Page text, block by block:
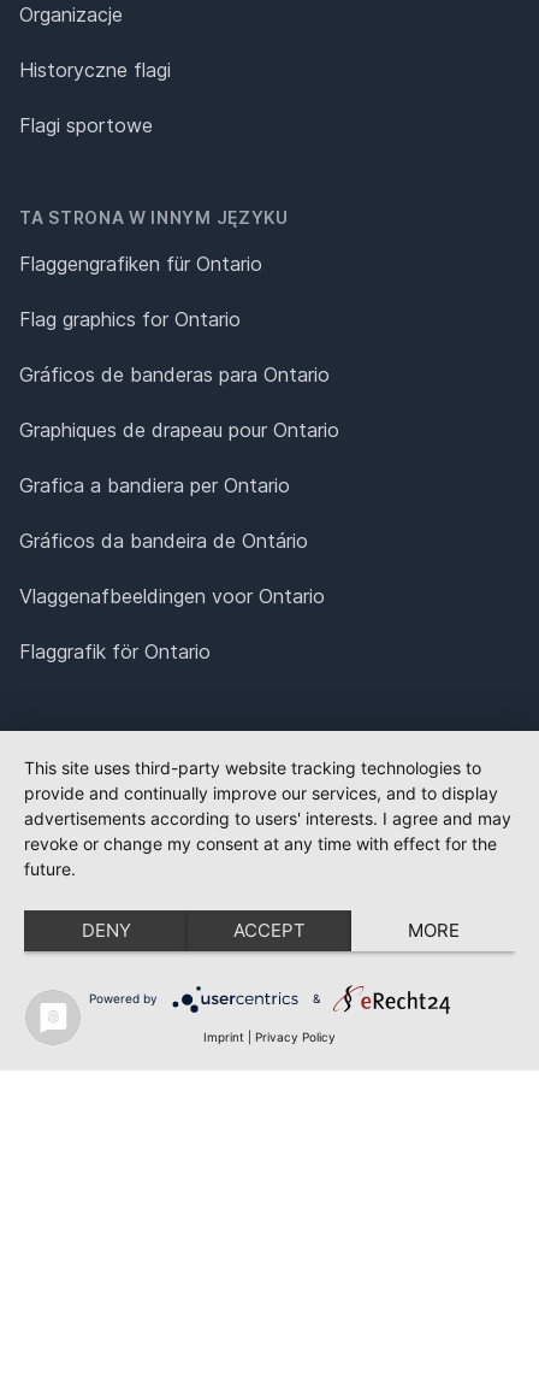
Organizacje
Historyczne flagi
Flagi sportowe
TA STRONA W INNYM JĘZYKU
Flaggengrafiken für Ontario
Flag graphics for Ontario
Gráficos de banderas para Ontario
Graphiques de drapeau pour Ontario
Grafica a bandiera per Ontario
Gráficos da bandeira de Ontário
Vlaggenafbeeldingen voor Ontario
Flaggrafik för Ontario
This site uses third-party website tracking technologies to
provide and continually improve our services, and to display
advertisements according to users' interests. I agree and may
revoke or change my consent at any time with effect for the
future.
DENY ACCEPT MORE
Powered by &
Imprint Privacy Policy